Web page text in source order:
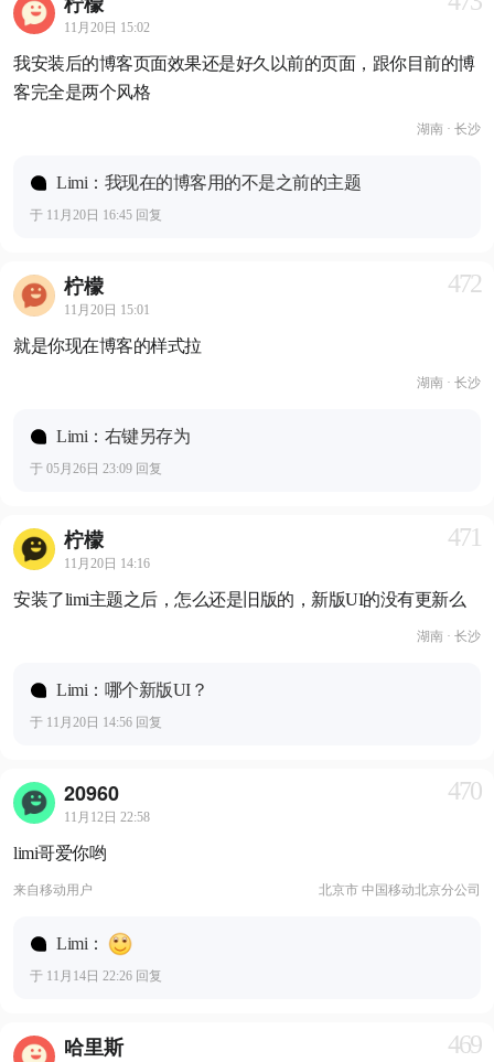
11月20日 15:02
我安装后的博客页面效果还是好久以前的页面，跟你目前的博
客完全是两个风格
湖南 · 长沙
Limi：我现在的博客用的不是之前的主题
于 11月20日 16:45 回复
柠檬
11月20日 15:01
472
就是你现在博客的样式拉
湖南 · 长沙
Limi：右键另存为
于 05月26日 23:09 回复
柠檬
11月20日 14:16
471
安装了limi主题之后，怎么还是旧版的，新版UI的没有更新么
湖南 · 长沙
Limi：哪个新版UI？
于 11月20日 14:56 回复
20960
11月12日 22:58
470
limi哥爱你哟
来自移动用户 北京市 中国移动北京分公司
Limi：
于 11月14日 22:26 回复
哈里斯 469